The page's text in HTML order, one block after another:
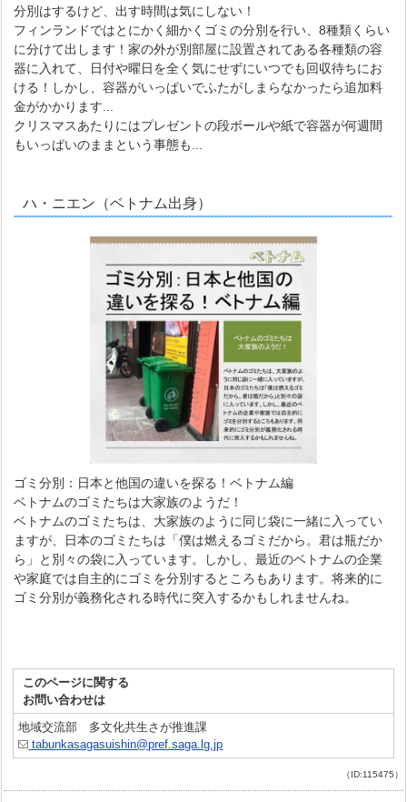
分別はするけど、出す時間は気にしない！
フィンランドではとにかく細かくゴミの分別を行い、8種類くらい
に分けて出します！家の外が別部屋に設置されてある各種類の容
器に入れて、日付や曜日を全く気にせずにいつでも回収待ちにお
ける！しかし、容器がいっぱいでふたがしまらなかったら追加料
金がかかります...
クリスマスあたりにはプレゼントの段ボールや紙で容器が何週間
もいっぱいのままという事態も...
ハ・ニエン（ベトナム出身）
ゴミ分別：日本と他国の違いを探る！ベトナム編
ベトナムのゴミたちは大家族のようだ！
ベトナムのゴミたちは、大家族のように同じ袋に一緒に入ってい
ますが、日本のゴミたちは「僕は燃えるゴミだから。君は瓶だか
ら」と別々の袋に入っています。しかし、最近のベトナムの企業
や家庭では自主的にゴミを分別するところもあります。将来的に
ゴミ分別が義務化される時代に突入するかもしれませんね。
このページに関する
お問い合わせは
地域交流部 多文化共生さが推進課
tabunkasagasuishin@pref.saga.lg.jp
（ID:115475）